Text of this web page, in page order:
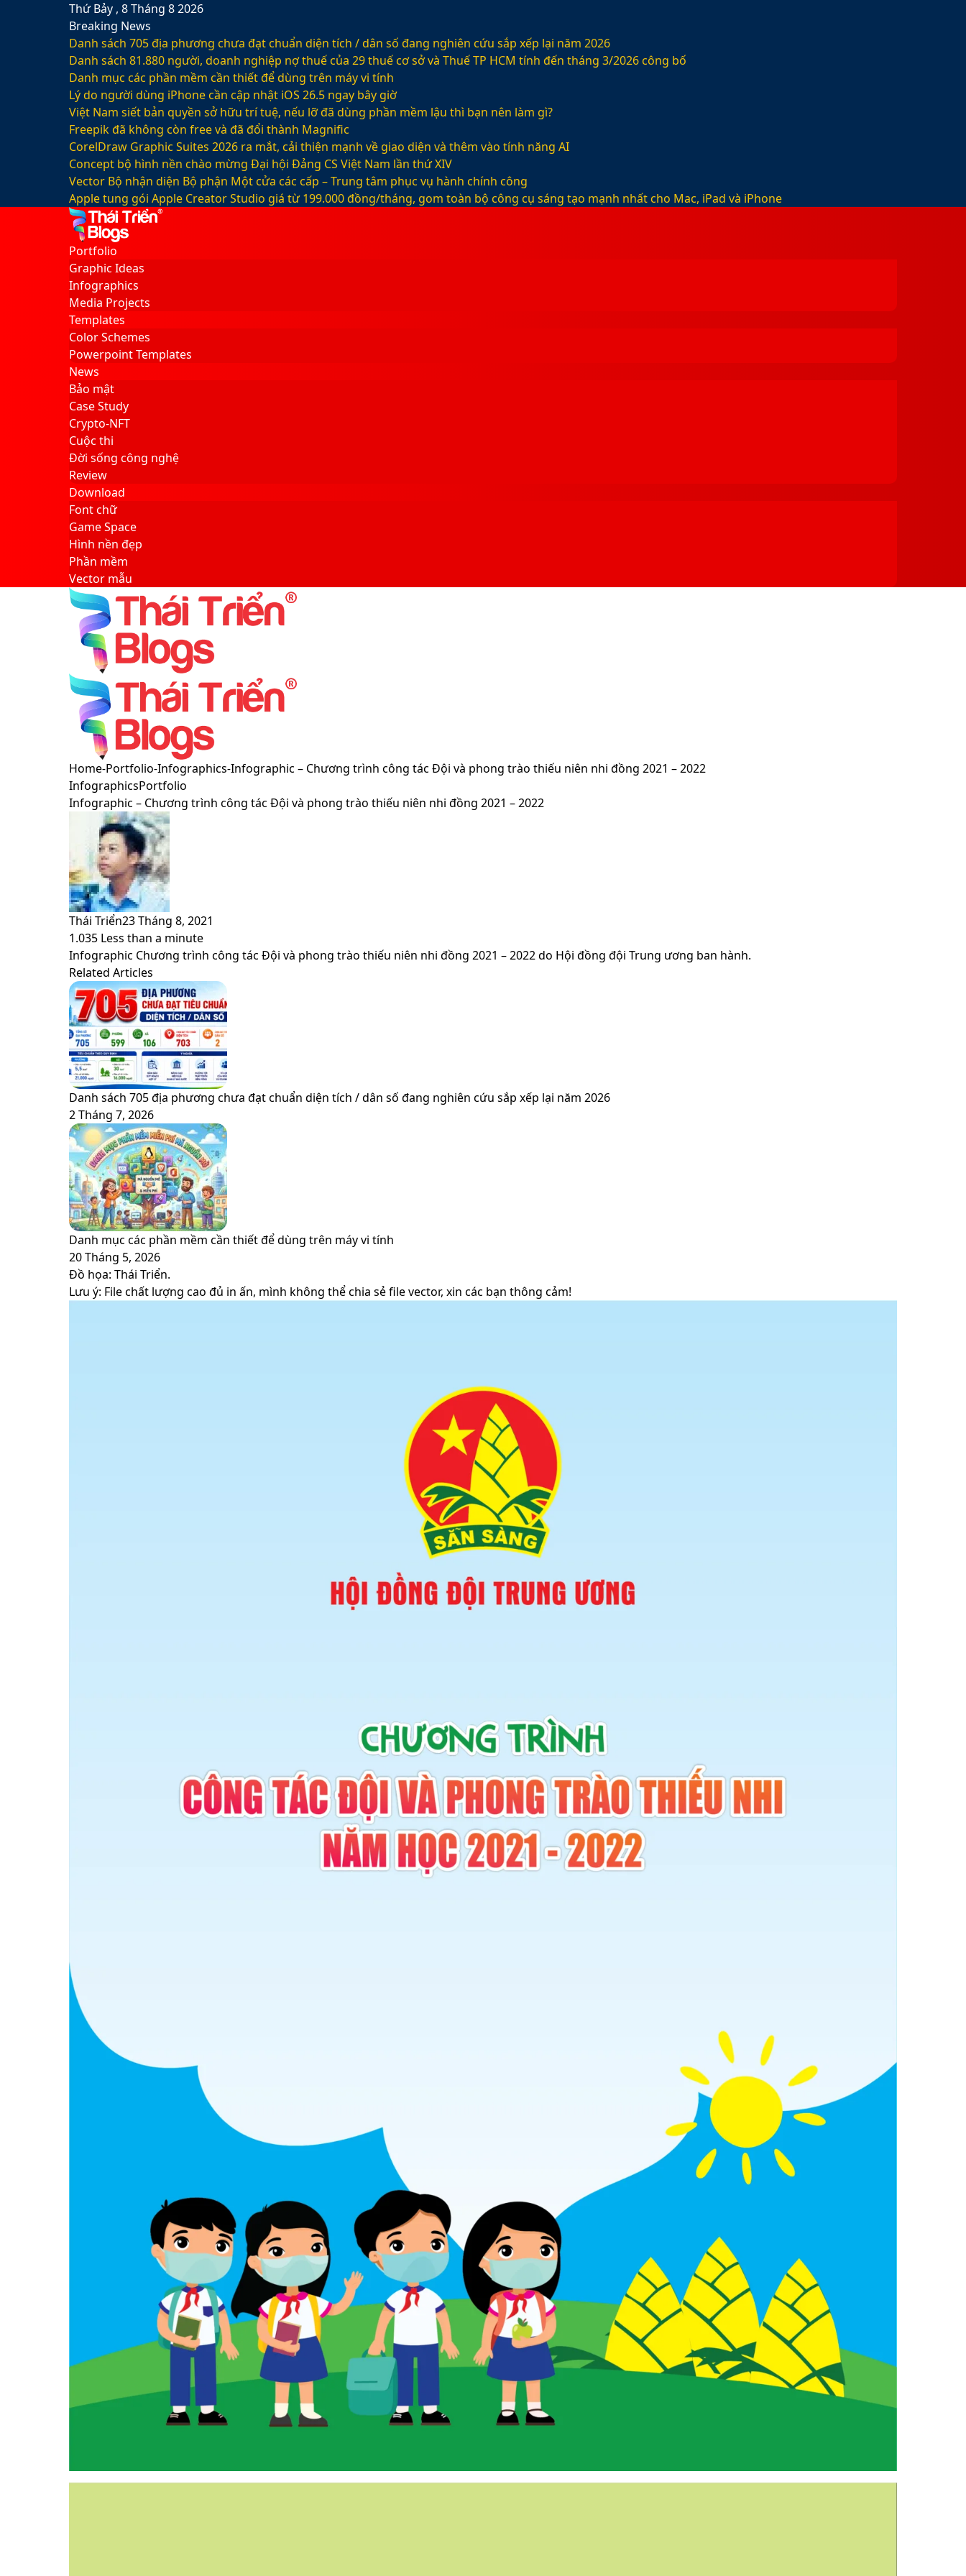
Thứ Bảy , 8 Tháng 8 2026
Breaking News
Danh sách 705 địa phương chưa đạt chuẩn diện tích / dân số đang nghiên cứu sắp xếp lại năm 2026
Danh sách 81.880‬ người, doanh nghiệp nợ thuế của 29 thuế cơ sở và Thuế TP HCM tính đến tháng 3/2026 công bố
Danh mục các phần mềm cần thiết để dùng trên máy vi tính
Lý do người dùng iPhone cần cập nhật iOS 26.5 ngay bây giờ
Việt Nam siết bản quyền sở hữu trí tuệ, nếu lỡ đã dùng phần mềm lậu thì bạn nên làm gì?
Freepik đã không còn free và đã đổi thành Magnific
CorelDraw Graphic Suites 2026 ra mắt, cải thiện mạnh về giao diện và thêm vào tính năng AI
Concept bộ hình nền chào mừng Đại hội Đảng CS Việt Nam lần thứ XIV
Vector Bộ nhận diện Bộ phận Một cửa các cấp – Trung tâm phục vụ hành chính công
Apple tung gói Apple Creator Studio giá từ 199.000 đồng/tháng, gom toàn bộ công cụ sáng tạo mạnh nhất cho Mac, iPad và iPhone
Facebook
X
LinkedIn
YouTube
Google
Play
Sidebar
Switch
skin
Portfolio
Graphic Ideas
Infographics
Media Projects
Templates
Color Schemes
Powerpoint Templates
News
Bảo mật
Case Study
Crypto-NFT
Cuộc thi
Đời sống công nghệ
Review
Download
Font chữ
Game Space
Hình nền đẹp
Phần mềm
Vector mẫu
Sidebar
Search
for
Menu
Switch
skin
Home-Portfolio-Infographics-Infographic – Chương trình công tác Đội và phong trào thiếu niên nhi đồng 2021 – 2022
InfographicsPortfolio
Infographic – Chương trình công tác Đội và phong trào thiếu niên nhi đồng 2021 – 2022
Thái Triển23 Tháng 8, 2021
1.035 Less than a minute
Facebook
X
LinkedIn
Pinterest
Messenger
Messenger
WhatsApp
Telegram
Viber
Share
via
Email
Print
Infographic Chương trình công tác Đội và phong trào thiếu niên nhi đồng 2021 – 2022 do Hội đồng đội Trung ương ban hành.
Related Articles
Danh sách 705 địa phương chưa đạt chuẩn diện tích / dân số đang nghiên cứu sắp xếp lại năm 2026
2 Tháng 7, 2026
Danh mục các phần mềm cần thiết để dùng trên máy vi tính
20 Tháng 5, 2026
Đồ họa: Thái Triển.
Lưu ý: File chất lượng cao đủ in ấn, mình không thể chia sẻ file vector, xin các bạn thông cảm!